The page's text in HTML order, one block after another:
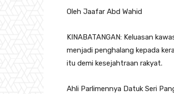
Oleh Jaafar Abd Wahid
KINABATANGAN: Keluasan
menjadi penghalang kepada
itu demi kesejahtraan rakyat.
Ahli Parlimennya Datuk Seri